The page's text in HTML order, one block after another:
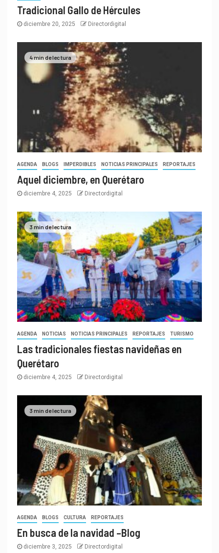
Tradicional Gallo de Hércules
diciembre 20, 2025 Directordigital
4 min de lectura
AGENDA BLOGS IMPERDIBLES NOTICIAS PRINCIPALES REPORTAJES
Aquel diciembre, en Querétaro
diciembre 4, 2025 Directordigital
3 min de lectura
AGENDA NOTICIAS NOTICIAS PRINCIPALES REPORTAJES TURISMO
Las tradicionales fiestas navideñas en
Querétaro
diciembre 4, 2025 Directordigital
3 min de lectura
AGENDA BLOGS CULTURA REPORTAJES
En busca de la navidad –Blog
diciembre 3, 2025 Directordigital